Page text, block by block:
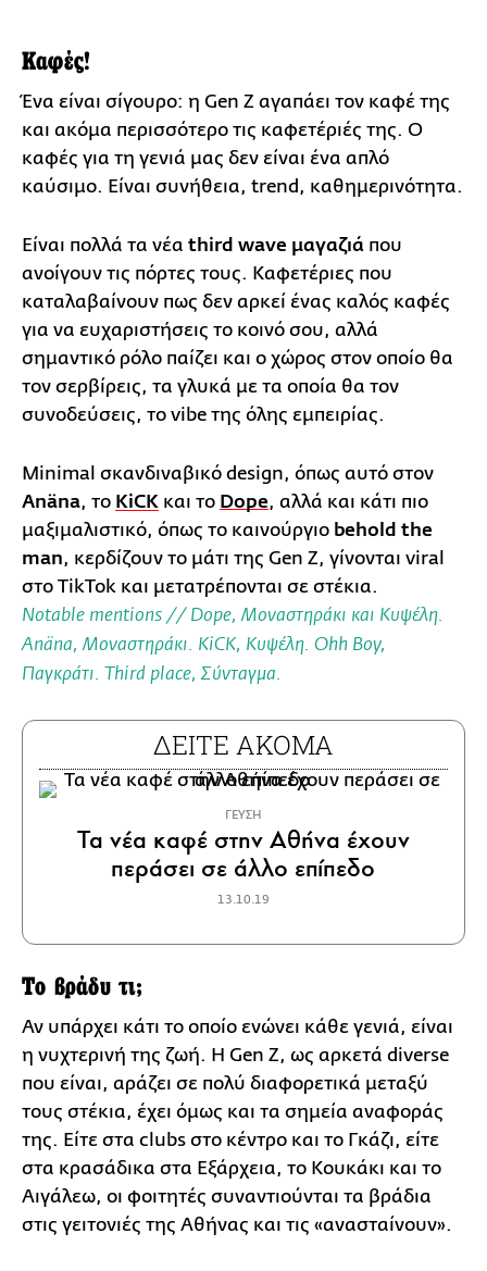
Καφές!
Ένα είναι σίγουρο: η Gen Z αγαπάει τον καφέ της
και ακόμα περισσότερο τις καφετέριές της. Ο
καφές για τη γενιά μας δεν είναι ένα απλό
καύσιμο. Είναι συνήθεια, trend, καθημερινότητα.
Είναι πολλά τα νέα third wave μαγαζιά που
ανοίγουν τις πόρτες τους. Καφετέριες που
καταλαβαίνουν πως δεν αρκεί ένας καλός καφές
για να ευχαριστήσεις το κοινό σου, αλλά
σημαντικό ρόλο παίζει και ο χώρος στον οποίο θα
τον σερβίρεις, τα γλυκά με τα οποία θα τον
συνοδεύσεις, το vibe της όλης εμπειρίας.
Minimal σκανδιναβικό design, όπως αυτό στον
Anäna, το KiCK και το Dope, αλλά και κάτι πιο
μαξιμαλιστικό, όπως το καινούργιο behold the
man, κερδίζουν το μάτι της Gen Z, γίνονται viral
στο TikTok και μετατρέπονται σε στέκια.
Notable mentions // Dope,Μοναστηράκι και Κυψέλη.
Anäna,Μοναστηράκι. KiCK, Κυψέλη. Ohh Boy,
Παγκράτι. Third place, Σύνταγμα.
ΔΕΙΤΕ ΑΚΟΜΑ
ΓΕΥΣΗ
Τα νέα καφέ στην Αθήνα έχουν
περάσει σε άλλο επίπεδο
13.10.19
Το βράδυ τι;
Αν υπάρχει κάτι το οποίο ενώνει κάθε γενιά, είναι
η νυχτερινή της ζωή. Η Gen Z, ως αρκετά diverse
που είναι, αράζει σε πολύ διαφορετικά μεταξύ
τους στέκια, έχει όμως και τα σημεία αναφοράς
της. Είτε στα clubs στο κέντρο και το Γκάζι, είτε
στα κρασάδικα στα Εξάρχεια, το Κουκάκι και το
Αιγάλεω, οι φοιτητές συναντιούνται τα βράδια
στις γειτονιές της Αθήνας και τις «ανασταίνουν».